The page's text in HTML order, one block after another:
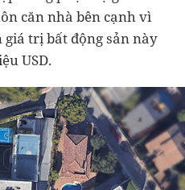
căn nhà bên cạnh vì
giá trị bất động sản này
USD.